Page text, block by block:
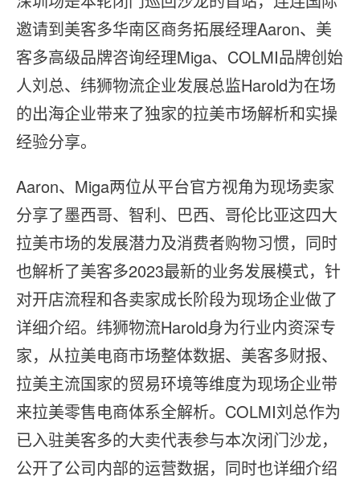
邀请到美客多华南区商务拓展经理Aaron、美
客多高级品牌咨询经理Miga、COLMI品牌创始
人刘总、纬狮物流企业发展总监Harold为在场
的出海企业带来了独家的拉美市场解析和实操
经验分享。
Aaron、Miga两位从平台官方视角为现场卖家
分享了墨西哥、智利、巴西、哥伦比亚这四大
拉美市场的发展潜力及消费者购物习惯，同时
也解析了美客多2023最新的业务发展模式，针
对开店流程和各卖家成长阶段为现场企业做了
详细介绍。纬狮物流Harold身为行业内资深专
家，从拉美电商市场整体数据、美客多财报、
拉美主流国家的贸易环境等维度为现场企业带
来拉美零售电商体系全解析。COLMI刘总作为
已入驻美客多的大卖代表参与本次闭门沙龙，
公开了公司内部的运营数据，同时也详细介绍